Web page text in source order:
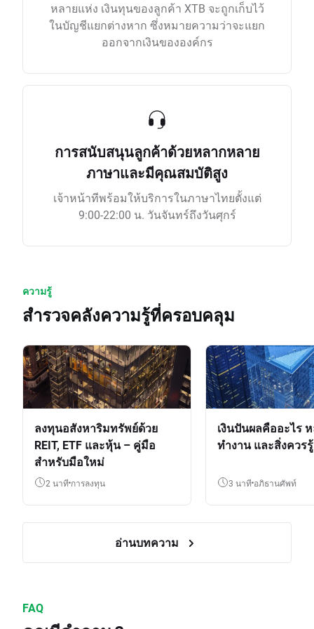
หลายแห่ง เงินทุนของลูกค้า XTB จะถูกเก็บไว้
ในบัญชีแยกต่างหาก ซึ่งหมายความว่าจะแยก
ออกจากเงินขององค์กร
การสนับสนุนลูกค้าด้วยหลากหลาย
ภาษาและมีคุณสมบัติสูง
เจ้าหน้าทีพร้อมให้บริการในภาษาไทยตั้งแต่
9:00-22:00 น. วันจันทร์ถึงวันศุกร์
ความรู้
สำรวจคลังความรู้ที่ครอบคลุม
ลงทุนอสังหาริมทรัพย์ด้วย
REIT, ETF และหุ้น – คู่มือ
สำหรับมือใหม่
2 นาที การลงทุน
เงินปันผลคืออะไร
ทำงาน และสิ่งควรรู้
3 นาที อภิธานศัพท์
อ่านบทความ
FAQ